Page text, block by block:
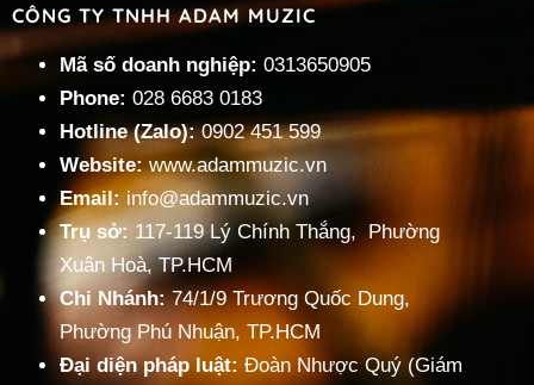
CÔNG TY TNHH ADAM MUZIC
Mã số doanh nghiệp: 0313650905
Phone: 028 6683 0183
Hotline (Zalo):0902 451 599
Website:www.adammuzic.vn
Email:info@adammuzic.vn
Trụ sở: 117-119 Lý Chính Thắng, Phường
Xuân Hoà, TP.HCM
Chi Nhánh:74/1/9 Trương Quốc Dung,
Phường Phú Nhuận, TP.HCM
Đại diện pháp luật: Đoàn Nhược Quý (Giám